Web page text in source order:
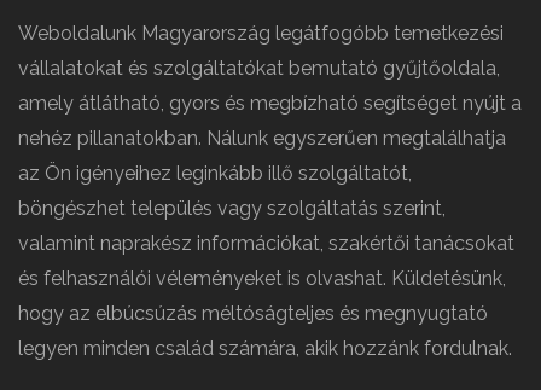
Weboldalunk Magyarország legátfogóbb temetkezési
vállalatokat és szolgáltatókat bemutató gyűjtőoldala,
amely átlátható, gyors és megbízható segítséget nyújt a
nehéz pillanatokban. Nálunk egyszerűen megtalálhatja
az Ön igényeihez leginkább illő szolgáltatót,
böngészhet település vagy szolgáltatás szerint,
valamint naprakész információkat, szakértői tanácsokat
és felhasználói véleményeket is olvashat. Küldetésünk,
hogy az elbúcsúzás méltóságteljes és megnyugtató
legyen minden család számára, akik hozzánk fordulnak.